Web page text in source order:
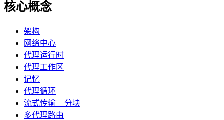
核心概念
架构
网络中心
代理运行时
代理工作区
记忆
代理循环
流式传输 + 分块
多代理路由